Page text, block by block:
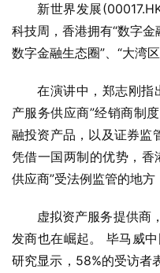
新世界发展
科技周，香港拥有“数字
数字金融生态圈”、“大湾
在演讲中，郑志刚指
产服务供应商”经销商制
融投资产品，以及证券监
凭借一国两制的优势，香
供应商”受法例监管的地方
虚拟资产服务提供商
发商也在崛起。 毕马威
研究显示，58%的受访者